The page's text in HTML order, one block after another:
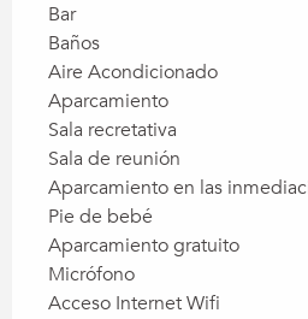
Bar
Baños
Aire Acondicionado
Aparcamiento
Sala recretativa
Sala de reunión
Aparcamiento en las
Pie de bebé
Aparcamiento gratuito
Micrófono
Acceso Internet Wifi